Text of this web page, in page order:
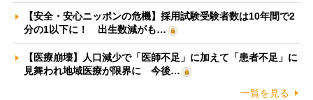
【安全・安心ニッポンの危機】採用試験受験者数は10年間で2
分の1以下に！ 出生数減がも…
【医療崩壊】人口減少で「医師不足」に加えて「患者不足」に
見舞われ地域医療が限界に 今後…
一覧を見る